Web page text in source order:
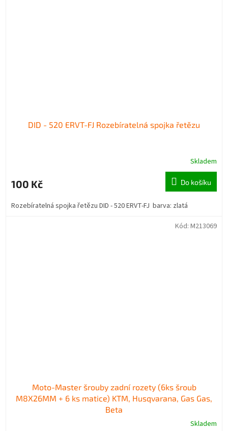
DID - 520 ERVT-FJ Rozebíratelná spojka řetězu
Skladem
100 Kč Do košíku
Rozebíratelná spojka řetězu DID - 520 ERVT-FJ barva: zlatá
Moto-Master šrouby zadní rozety (6ks šroub
M8X26MM + 6 ks matice) KTM, Husqvarana, Gas Gas,
Beta
Skladem
Kód: M213069